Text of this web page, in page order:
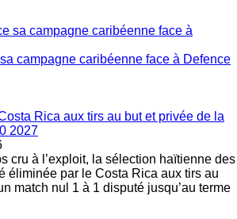
campagne caribéenne face à Defence
Rica aux tirs au but et privée de la
2027
cru à l’exploit, la sélection haïtienne des
éliminée par le Costa Rica aux tirs au
match nul 1 à 1 disputé jusqu’au terme